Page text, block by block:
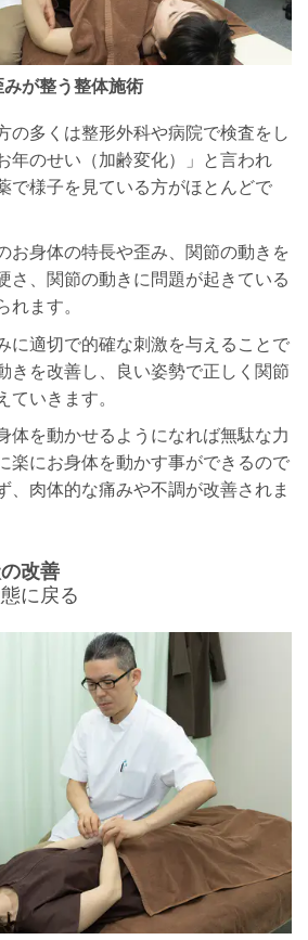
みが整う整体施術
の多くは整形外科や病院で検査をし
年のせい（加齢変化）」と言われ
で様子を見ている方がほとんどで
お身体の特長や歪み、関節の動きを
さ、関節の動きに問題が起きている
れます。
に適切で的確な刺激を与えることで
きを改善し、良い姿勢で正しく関節
ていきます。
体を動かせるようになれば無駄な力
楽にお身体を動かす事ができるので
、肉体的な痛みや不調が改善されま
改善
に戻る